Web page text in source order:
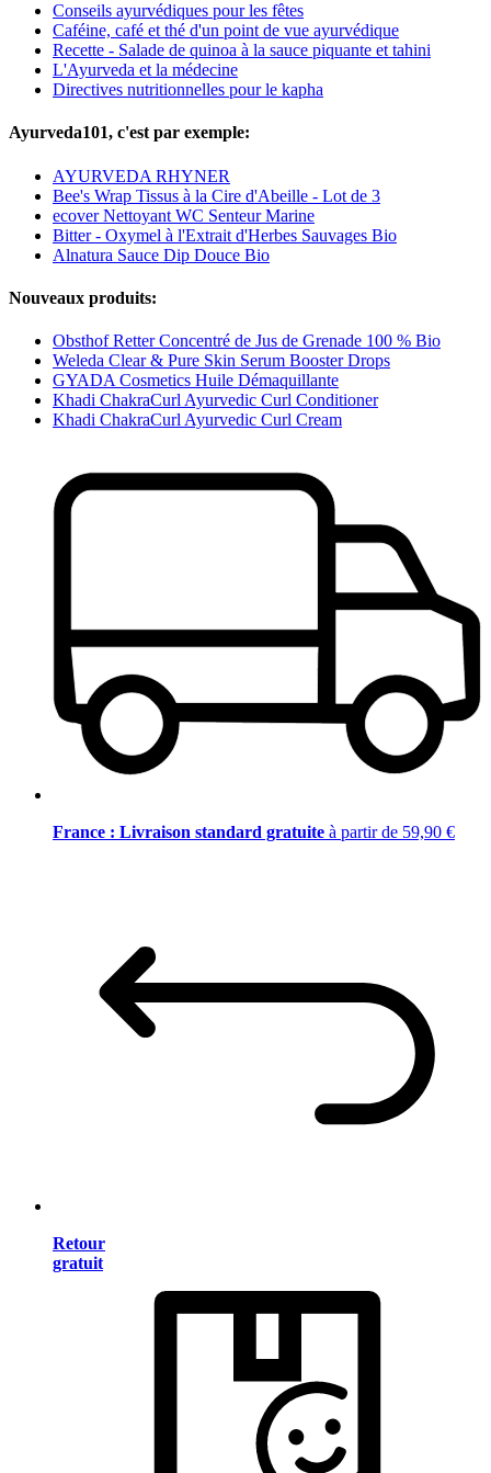
Conseils ayurvédiques pour les fêtes
Caféine, café et thé d'un point de vue ayurvédique
Recette - Salade de quinoa à la sauce piquante et tahini
L'Ayurveda et la médecine
Directives nutritionnelles pour le kapha
Ayurveda101, c'est par exemple:
AYURVEDA RHYNER
Bee's Wrap Tissus à la Cire d'Abeille - Lot de 3
ecover Nettoyant WC Senteur Marine
Bitter - Oxymel à l'Extrait d'Herbes Sauvages Bio
Alnatura Sauce Dip Douce Bio
Nouveaux produits:
Obsthof Retter Concentré de Jus de Grenade 100 % Bio
Weleda Clear & Pure Skin Serum Booster Drops
GYADA Cosmetics Huile Démaquillante
Khadi ChakraCurl Ayurvedic Curl Conditioner
Khadi ChakraCurl Ayurvedic Curl Cream
France : Livraison standard gratuite à partir de 59,90 €
Retour
gratuit